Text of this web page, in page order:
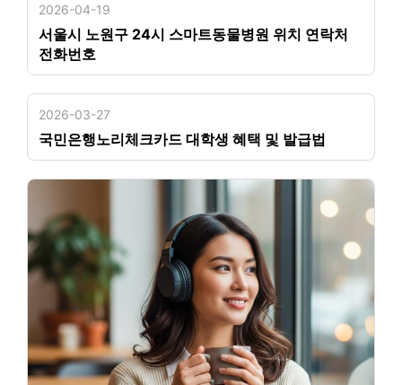
2026-04-19
서울시 노원구 24시 스마트동물병원 위치 연락처
전화번호
2026-03-27
국민은행노리체크카드 대학생 혜택 및 발급법